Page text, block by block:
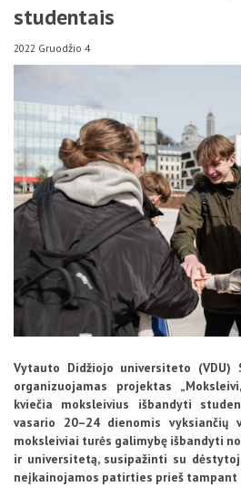
Studentų atstovai
Kontaktai
Privatumo politika
studentais
2022 Gruodžio 4
Vytauto Didžiojo universiteto (VDU)
organizuojamas projektas
kviečia moksleivius išbandyti
vasario 20–24 dienomis vyksiančių
moksleiviai turės galimybę išbandyti
ir universitetą, susipažinti su
neįkainojamos patirties prieš